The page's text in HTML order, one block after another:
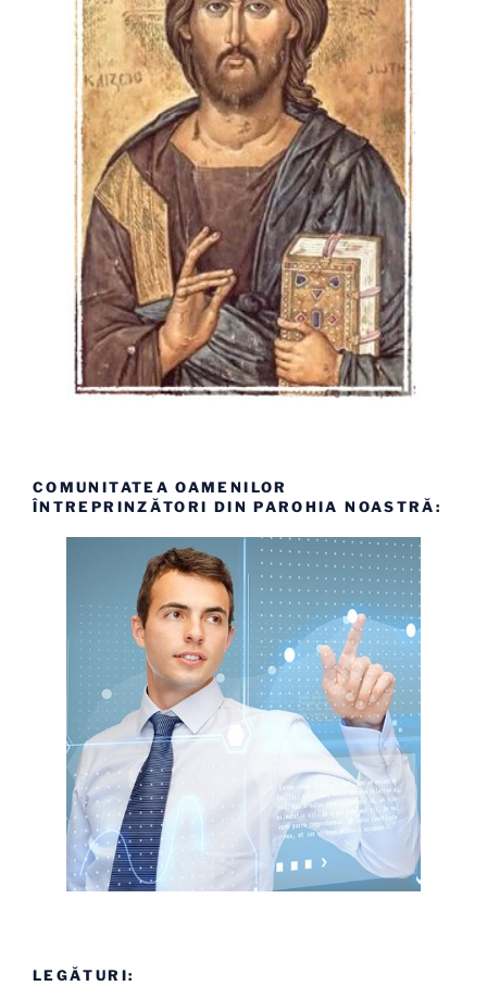
COMUNITATEA OAMENILOR
ÎNTREPRINZĂTORI DIN PAROHIA NOASTRĂ:
LEGĂTURI: